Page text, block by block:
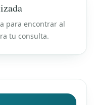
para encontrar al
tu consulta.